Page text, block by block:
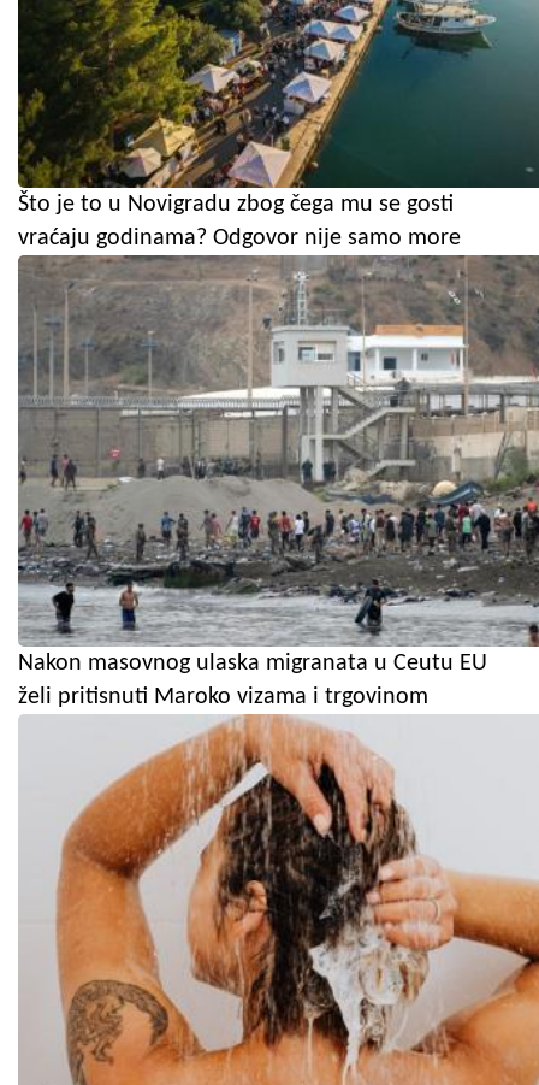
Što je to u Novigradu zbog čega mu se gosti
vraćaju godinama? Odgovor nije samo more
Nakon masovnog ulaska migranata u Ceutu EU
želi pritisnuti Maroko vizama i trgovinom